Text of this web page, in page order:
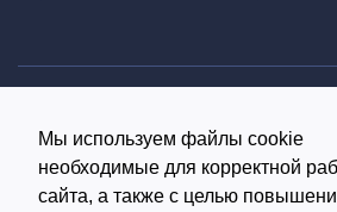
Мы используем файлы cookie
необходимые для корректной
сайта, а также с целью
Согласие на обработку персональных